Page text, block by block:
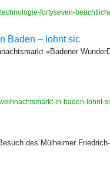
fortyseven-
Baden – lohnt sic
«Badener
in-baden-lohnt-
des Mülheimer